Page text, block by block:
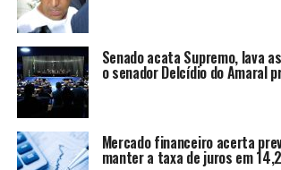
Senado acata Supremo, lava
o senador Delcídio do Amaral
Mercado financeiro acerta
manter a taxa de juros em